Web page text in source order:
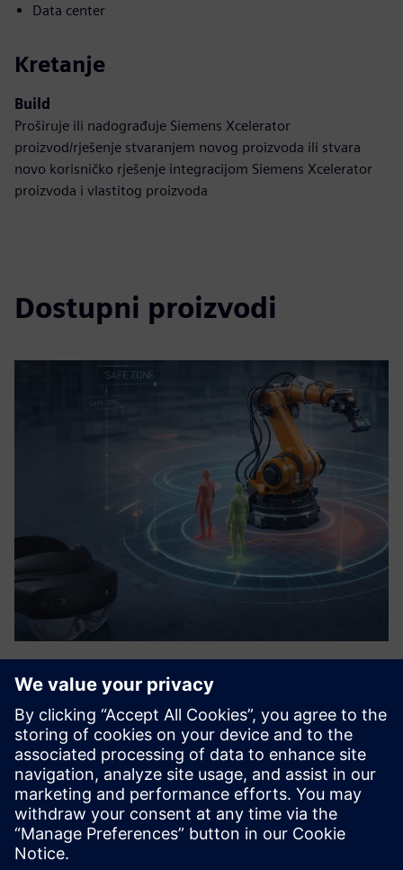
Data center
Kretanje
Build
Proširuje ili nadograđuje Siemens Xcelerator
proizvod/rješenje stvaranjem novog proizvoda ili stvara
novo korisničko rješenje integracijom Siemens Xcelerator
proizvoda i vlastitog proizvoda
Dostupni proizvodi
AR-powered Analytics
"Sve što možete vidjeti, morate manje testirati." Izrađujemo
digitalni prikaz problema, a pomoću AR tehnologije
projiciramo ga izravno na ispravno mjesto. To nas čini
rješenjem za sve sustave automatizacije s velikom
raznolikošću ...
Saznajte više